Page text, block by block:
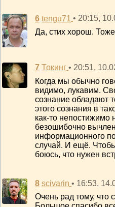
6 tengu71 • 20:15,
Да, стих хорош.
7 Токинг • 20:51,
Когда мы обычно
видимо, лукавим.
сознание обладают
этого сознания в
как-то
безошибочно
информационного
случай. И ещё.
боюсь, что нужен
8 scivarin • 16:53,
Очень рад тому, что